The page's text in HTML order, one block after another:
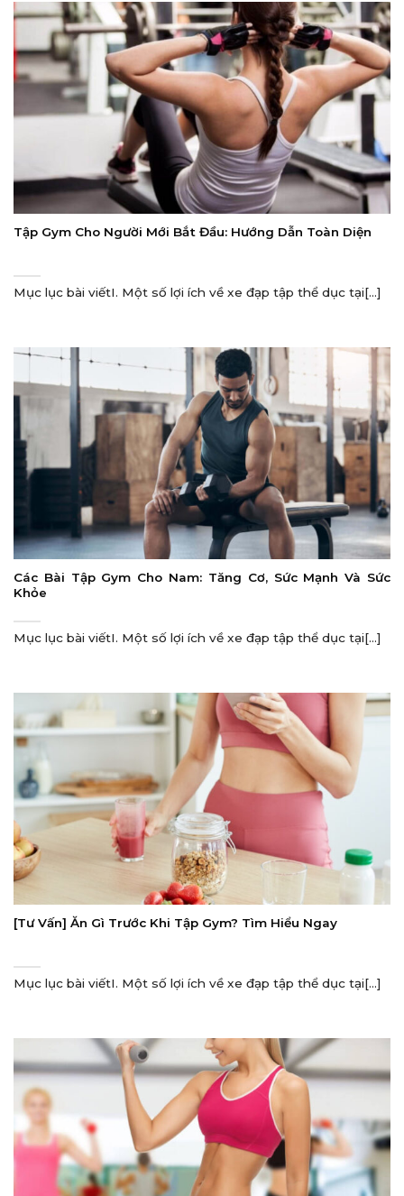
Tập Gym Cho Người Mới Bắt Đầu: Hướng Dẫn Toàn Diện
Mục lục bài viếtI. Một số lợi ích về xe đạp tập thể dục tại[...]
Các Bài Tập Gym Cho Nam: Tăng Cơ, Sức Mạnh Và Sức
Khỏe
Mục lục bài viếtI. Một số lợi ích về xe đạp tập thể dục tại[...]
[Tư Vấn] Ăn Gì Trước Khi Tập Gym? Tìm Hiểu Ngay
Mục lục bài viếtI. Một số lợi ích về xe đạp tập thể dục tại[...]